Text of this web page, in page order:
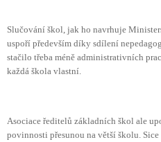
Slučování škol, jak ho navrhuje
uspoří především díky sdílení
stačilo třeba méně administrativních
každá škola vlastní.
Asociace ředitelů základních škol ale
povinnosti přesunou na větší školu.